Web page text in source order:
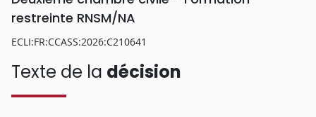
restreinte RNSM/NA
ECLI:FR:CCASS:2026:C210641
Texte de la décision